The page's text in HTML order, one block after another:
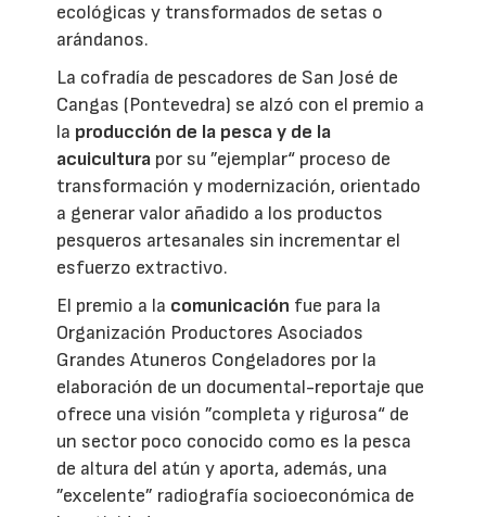
ecológicas y transformados de setas o
arándanos.
La cofradía de pescadores de San José de
Cangas (Pontevedra) se alzó con el premio a
la producción de la pesca y de la
acuicultura por su ”ejemplar“ proceso de
transformación y modernización, orientado
a generar valor añadido a los productos
pesqueros artesanales sin incrementar el
esfuerzo extractivo.
El premio a la comunicación fue para la
Organización Productores Asociados
Grandes Atuneros Congeladores por la
elaboración de un documental-reportaje que
ofrece una visión ”completa y rigurosa“ de
un sector poco conocido como es la pesca
de altura del atún y aporta, además, una
”excelente” radiografía socioeconómica de